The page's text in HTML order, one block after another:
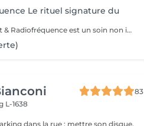
Le rituel signature du
Le Rituel Contour EMS Sculpt & Radiofréquence est un soin non invasif haut de gamme qui redéfinit la silhouette en associant tonification musculaire profonde et raffermissement cutané. Grâce à la synergie de l'EMS et de la radiofréquence, il agit simultanément sur les muscles, les graisses localisées et la qualité de la peau pour un résultat visible et harmonieux. Résultats visibles Silhouette sculptée et tonifiée grâce aux contractions musculaires intenses de l'EMS Peau plus ferme et lissée par la stimulation du collagène via la radiofréquence Équivalent à 20 000 abdominaux en 30 minutes Réduction des graisses localisées et amélioration de l'aspect de la cellulite Contours du corps redessinés avec une meilleure définition musculaire Une expérience premium Le soin débute par un massage préparatoire, suivi d'un protocole technologique combinant chaleur ciblée et stimulation musculaire profonde. Une expérience confortable, efficace et résolument moderne. Zones ciblées: Abdomen · Fesses · Cuisses · Bras · Mollets
83
L-1638
dans la rue : mettre son disque.